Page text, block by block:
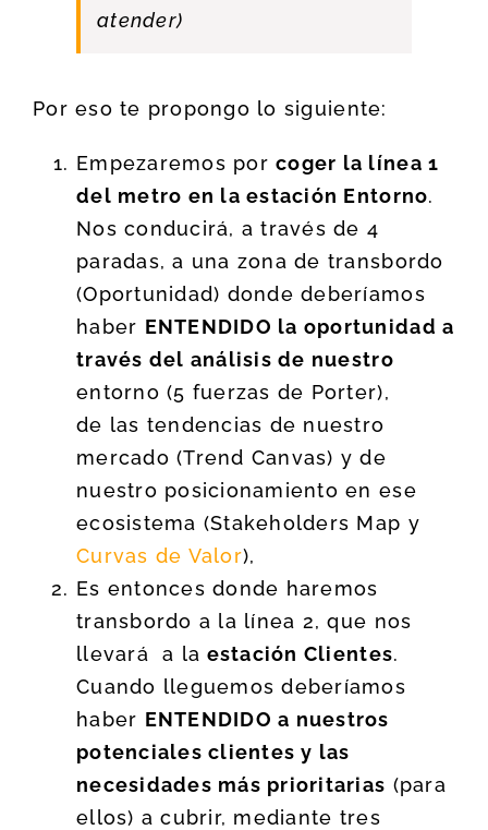
atender)
Por eso te propongo lo siguiente:
Empezaremos porcoger la línea 1
del metro en la estación Entorno.
Nos conducirá, a través de 4
paradas, a una zona de transbordo
(Oportunidad) donde deberíamos
haber ENTENDIDO la oportunidad a
través del análisis de nuestro
entorno (5 fuerzas de Porter),
de las tendencias de nuestro
mercado (Trend Canvas) y de
nuestro posicionamiento en ese
ecosistema (Stakeholders Map y
Curvas de Valor),
Es entonces donde haremos
transbordo a la línea 2, que nos
llevará a la estación Clientes.
Cuando lleguemos deberíamos
haber ENTENDIDO a nuestros
potenciales clientes y las
necesidades más prioritarias (para
ellos) a cubrir, mediante tres